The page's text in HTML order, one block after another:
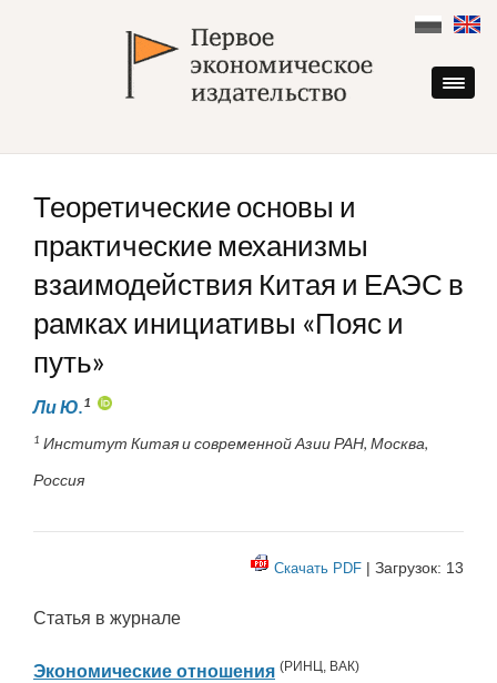
content
Теоретические основы и
практические механизмы
взаимодействия Китая и ЕАЭС в
рамках инициативы «Пояс и
путь»
Ли Ю.1
1 Институт Китая и современной Азии РАН, Москва,
Россия
Скачать PDF | Загрузок: 13
Статья в журнале
Экономические отношения (РИНЦ, ВАК)